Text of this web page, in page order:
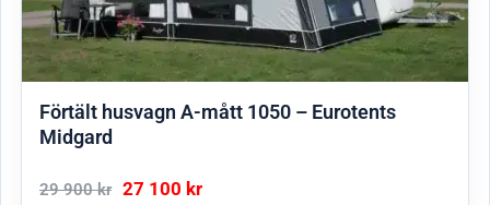
Förtält husvagn A-mått 1050 – Eurotents
Midgard
29 900kr 27 100 kr